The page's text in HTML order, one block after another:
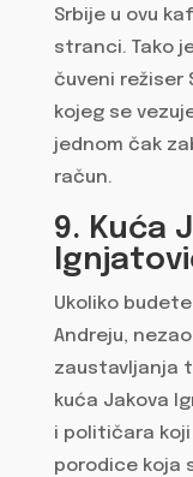
Srbije u ovu
stranci. Tako
čuveni režiser
kojeg se
jednom čak
račun.
9. Kuća
Ukoliko
Andreju,
zaustavljanja
kuća Jakova
i političara
porodice koja